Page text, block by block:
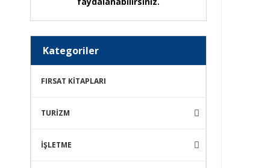
Kategoriler
FIRSAT KİTAPLARI
TURİZM
İŞLETME